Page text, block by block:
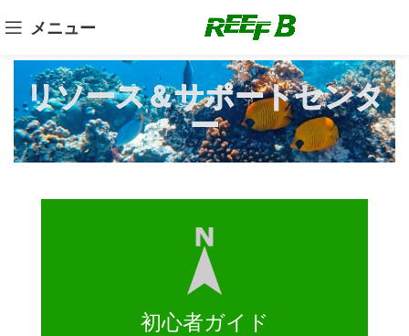
メニュー
リソース＆サポートセンタ
ー
初心者ガイド